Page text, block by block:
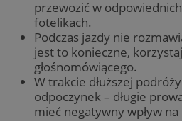
przewozić w
fotelikach.
Podczas jazdy nie
jest to konieczne,
głośnomówiącego.
W trakcie dłuższej
odpoczynek – długie
mieć negatywny wpływ